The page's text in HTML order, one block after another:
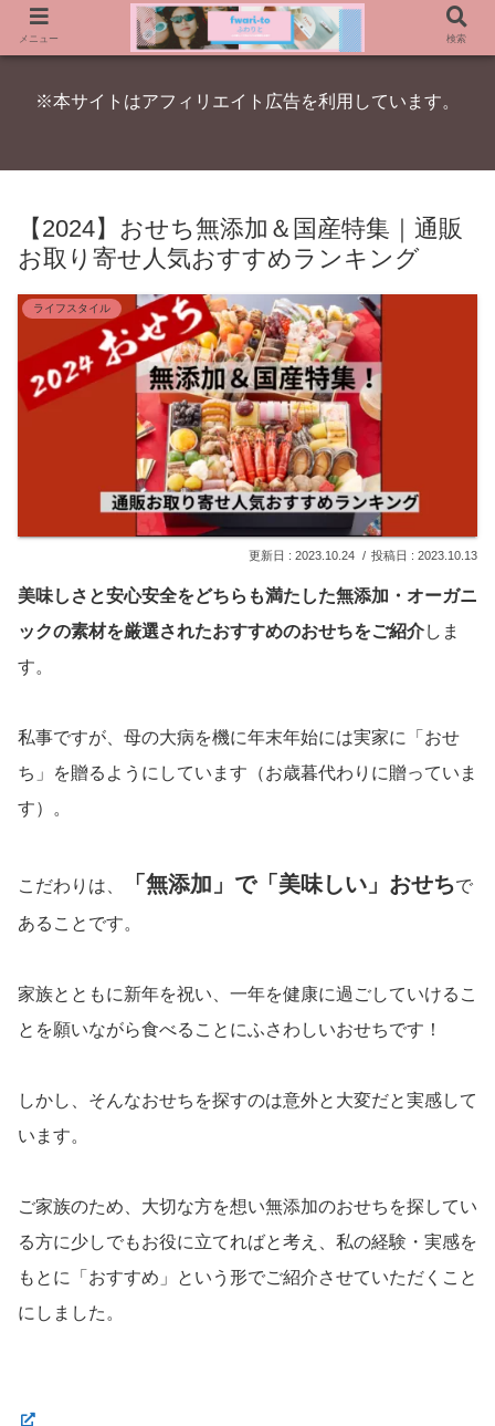
※本サイトはアフィリエイト広告を利用しています。
【2024】おせち無添加＆国産特集｜通販
お取り寄せ人気おすすめランキング
ライフスタイル
2023.10.24 2023.10.13
美味しさと安心安全をどちらも満たした無添加・オーガニ
ックの素材を厳選されたおすすめのおせちをご紹介しま
す。
私事ですが、母の大病を機に年末年始には実家に「おせ
ち」を贈るようにしています（お歳暮代わりに贈っていま
す）。
こだわりは、 「無添加」で「美味しい」おせちで
あることです。
家族とともに新年を祝い、一年を健康に過ごしていけるこ
とを願いながら食べることにふさわしいおせちです！
しかし、そんなおせちを探すのは意外と大変だと実感して
います。
ご家族のため、大切な方を想い無添加のおせちを探してい
る方に少しでもお役に立てればと考え、私の経験・実感を
もとに「おすすめ」という形でご紹介させていただくこと
にしました。
メニュー 検索